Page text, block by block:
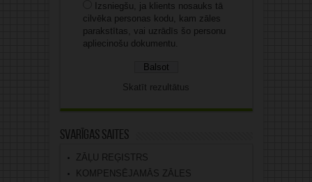
Izsniegšu, ja klients nosauks tā
cilvēka personas kodu, kam zāles
parakstītas, vai uzrādīs šo personu
apliecinošu dokumentu.
Skatīt rezultātus
Svarīgas saites
ZĀĻU REĢISTRS
KOMPENSĒJAMĀS ZĀLES